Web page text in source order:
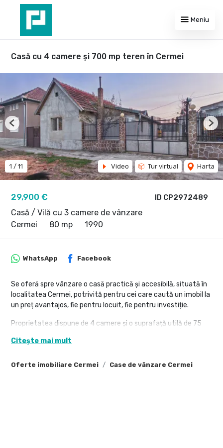
Meniu
Casă cu 4 camere și 700 mp teren în Cermei
ID CP2972489
29,900 €
Casă / Vilă cu 3 camere de vânzare
Cermei
80 mp 1990
1 / 11 Video Tur virtual Harta
Previous
Oferte imobiliare Cermei Case de vânzare Cermei
WhatsApp Facebook
Se oferă spre vânzare o casă practică și accesibilă, situată în
localitatea Cermei, potrivită pentru cei care caută un imobil la
un preț avantajos, fie pentru locuit, fie pentru investiție.
Proprietatea dispune de 4 camere și o suprafață utilă de 75
oferă multiple posibilități de utilizare.
Casa este parte din văiugă și parte din bolțari.
Citește mai mult